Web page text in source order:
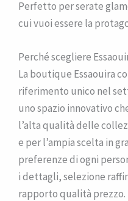
Perfetto per serate
cui vuoi essere la
Perché scegliere
La boutique Essaouira
riferimento unico nel
uno spazio innovativo
l’alta qualità delle
e per l’ampia scelta in
preferenze di ogni
i dettagli, selezione
rapporto qualità prezzo.